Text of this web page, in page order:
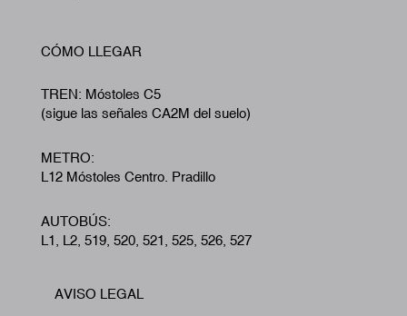
CÓMO LLEGAR
TREN: Móstoles C5
(sigue las señales CA2M del suelo)
METRO:
L12 Móstoles Centro. Pradillo
AUTOBÚS:
L1, L2, 519, 520, 521, 525, 526, 527
Footer
AVISO LEGAL